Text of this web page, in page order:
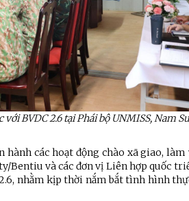
BVDC 2.6 tại Phái bộ UNMISS, Nam
hành các hoạt động chào xã giao,
Bentiu và các đơn vị Liên hợp quốc
nhằm kịp thời nắm bắt tình hình